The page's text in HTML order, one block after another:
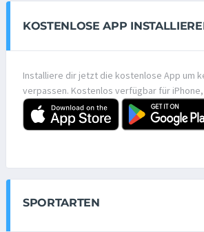
KOSTENLOSE APP
Installiere dir jetzt die kostenlose App um
verpassen. Kostenlos verfügbar für iPhone,
SPORTARTEN